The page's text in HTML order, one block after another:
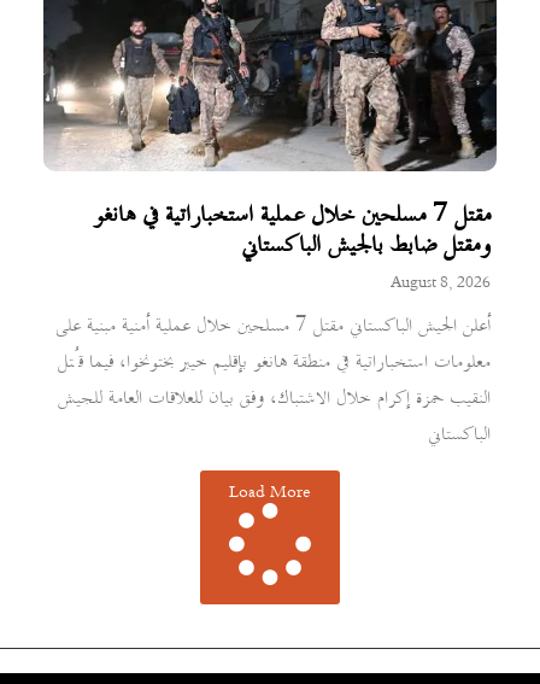
مقتل 7 مسلحين خلال عملية استخباراتية في هانغو
ومقتل ضابط بالجيش الباكستاني
August 8, 2026
أعلن الجيش الباكستاني مقتل 7 مسلحين خلال عملية أمنية مبنية على
معلومات استخباراتية في منطقة هانغو بإقليم خيبر بختونخوا، فيما قُتل
النقيب حمزة إكرام خلال الاشتباك، وفق بيان للعلاقات العامة للجيش
الباكستاني
Load More